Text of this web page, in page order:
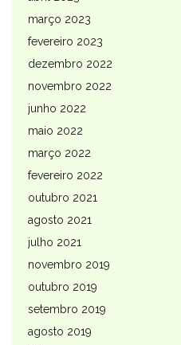
março 2023
fevereiro 2023
dezembro 2022
novembro 2022
junho 2022
maio 2022
março 2022
fevereiro 2022
outubro 2021
agosto 2021
julho 2021
novembro 2019
outubro 2019
setembro 2019
agosto 2019